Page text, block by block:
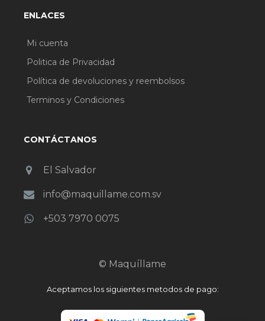
ENLACES
Mi cuenta
Politica de Privacidad
Política de devoluciones y reembolsos
Terminos y Condiciones
CONTÁCTANOS
El Salvador
info@maquillame.com.sv
+503 7970 0075
© Maquíllame
Aceptamos los siguientes metodos de pago: